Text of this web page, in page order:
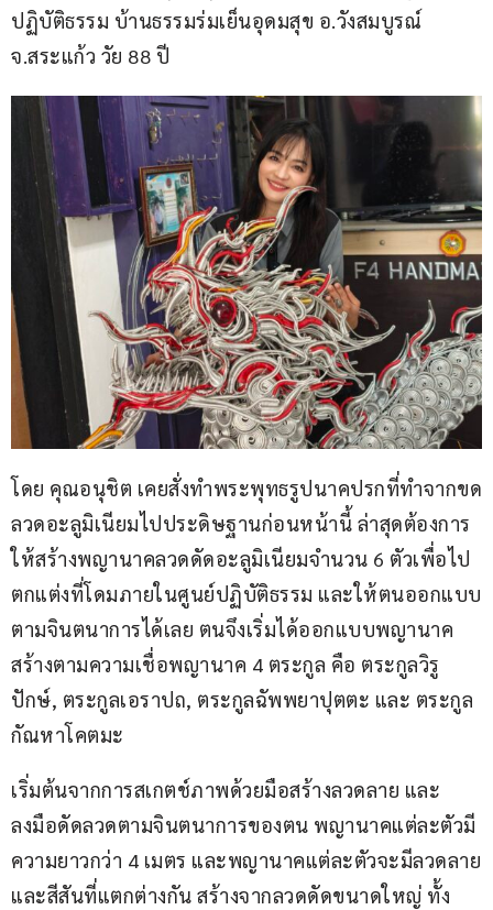
ปฏิบัติธรรม บ้านธรรมร่มเย็นอุดมสุข อ.วังสมบูรณ์
จ.สระแก้ว วัย 88 ปี
โดย คุณอนุชิต เคยสั่งทำพระพุทธรูปนาคปรกที่ทำจากขด
ลวดอะลูมิเนียมไปประดิษฐานก่อนหน้านี้ ล่าสุดต้องการ
ให้สร้างพญานาคลวดดัดอะลูมิเนียมจำนวน 6 ตัวเพื่อไป
ตกแต่งที่โดมภายในศูนย์ปฏิบัติธรรม และให้ตนออกแบบ
ตามจินตนาการได้เลย ตนจึงเริ่มได้ออกแบบพญานาค
สร้างตามความเชื่อพญานาค 4 ตระกูล คือ ตระกูลวิรู
ปักษ์, ตระกูลเอราปถ, ตระกูลฉัพพยาปุตตะ และ ตระกูล
กัณหาโคตมะ
เริ่มต้นจากการสเกตช์ภาพด้วยมือสร้างลวดลาย และ
ลงมือดัดลวดตามจินตนาการของตน พญานาคแต่ละตัวมี
ความยาวกว่า 4 เมตร และพญานาคแต่ละตัวจะมีลวดลาย
และสีสันที่แตกต่างกัน สร้างจากลวดดัดขนาดใหญ่ ทั้ง